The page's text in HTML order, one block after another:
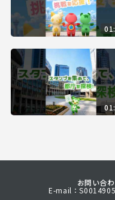
お問い合
E-mail：